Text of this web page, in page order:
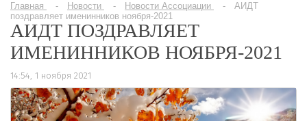
Главная Новости Новости Ассоциации
АИДТ
поздравляет именинников ноября-2021
АИДТ ПОЗДРАВЛЯЕТ
ИМЕНИННИКОВ НОЯБРЯ-2021
14:54, 1 ноября 2021